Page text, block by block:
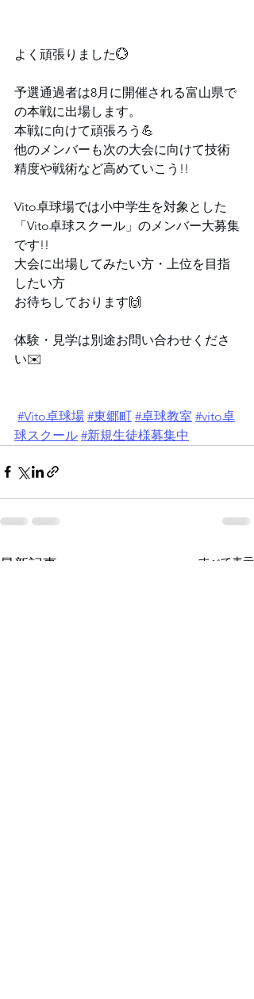
⁡⁡よく頑張りました💮⁡⁡
予選通過者は⁡8月に開催される富山県で
の本戦に出場します。
本戦に向けて頑張ろう💪
他のメンバーも次の大会に向けて技術
精度や戦術など高めていこう!!⁡
⁡⁡⁡Vito卓球場では小中学生を対象とした
⁡⁡「Vito卓球スクール」のメンバー大募集
です!!⁡
大会に出場してみたい方・上位を目指
したい方⁡
⁡お待ちしております🙌⁡
⁡⁡体験・見学は別途お問い合わせくださ
い✉️⁡
#Vito卓球場 #東郷町 #卓球教室 #vito卓
球スクール #新規生徒様募集中
最新記事 すべて表示